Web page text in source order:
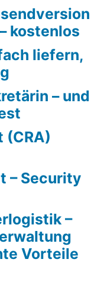
kostenlos
liefern,
– und
(CRA)
– Security
–
Vorteile